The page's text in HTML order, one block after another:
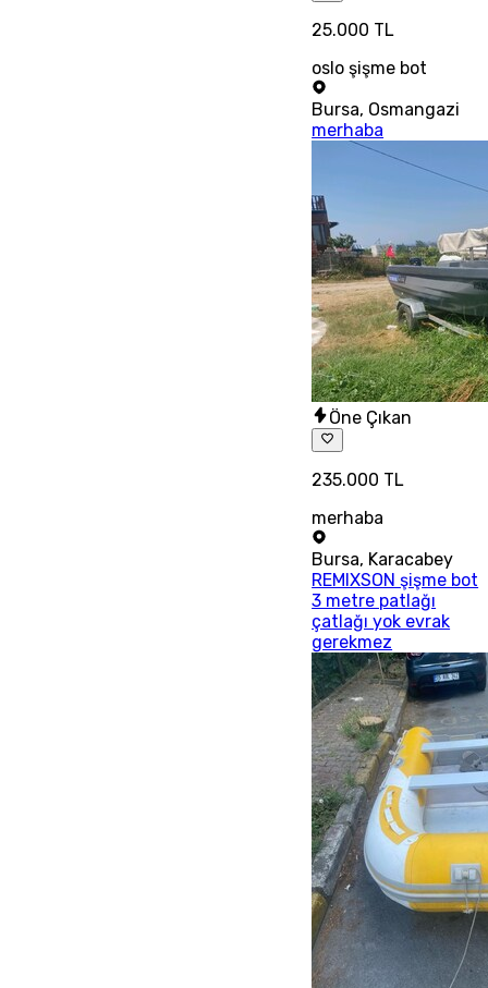
25.000 TL
oslo şişme bot
Bursa, Osmangazi
merhaba
Öne Çıkan
235.000 TL
merhaba
Bursa, Karacabey
REMIXSON şişme bot
3 metre patlağı
çatlağı yok evrak
gerekmez